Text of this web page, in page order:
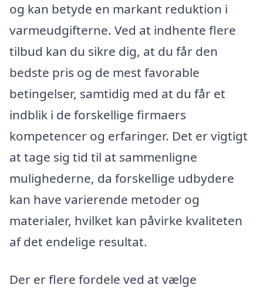
og kan betyde en markant reduktion i
varmeudgifterne. Ved at indhente flere
tilbud kan du sikre dig, at du får den
bedste pris og de mest favorable
betingelser, samtidig med at du får et
indblik i de forskellige firmaers
kompetencer og erfaringer. Det er vigtigt
at tage sig tid til at sammenligne
mulighederne, da forskellige udbydere
kan have varierende metoder og
materialer, hvilket kan påvirke kvaliteten
af det endelige resultat.
Der er flere fordele ved at vælge